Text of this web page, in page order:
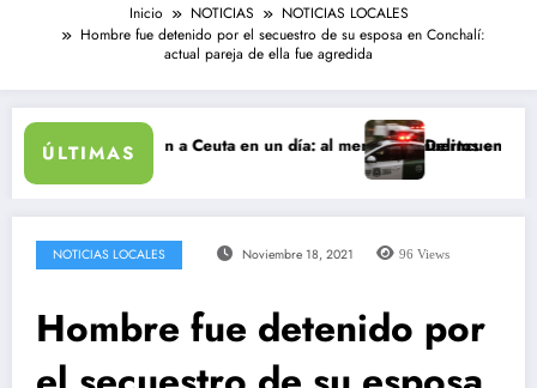
Inicio NOTICIAS
NOTICIAS LOCALES
Hombre fue detenido por el secuestro de su esposa en Conchalí:
actual pareja de ella fue agredida
ÚLTIMAS
ingresan a Ceuta en un día: al menos 34 muertos en la crisis.
Delincuentes matan
NOTICIAS LOCALES Noviembre 18, 2021 96 Views
Hombre fue detenido por